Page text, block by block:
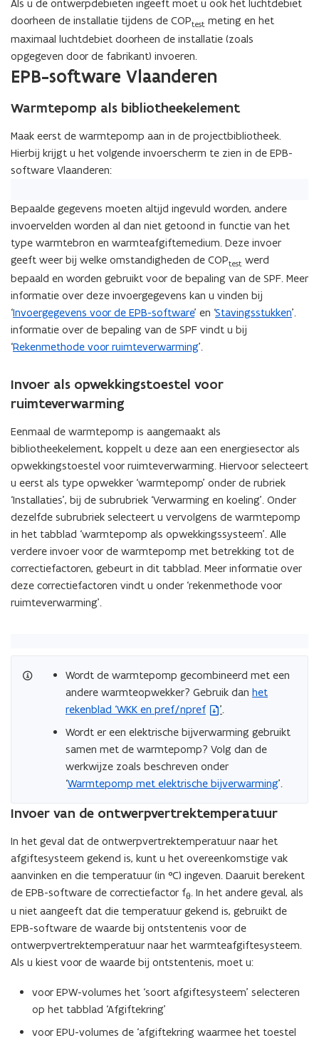
Als u de ontwerpdebieten ingeeft moet u ook het luchtdebiet
doorheen de installatie tijdens de COPtest meting en het
maximaal luchtdebiet doorheen de installatie (zoals
opgegeven door de fabrikant) invoeren.
EPB-software Vlaanderen
Warmtepomp als bibliotheekelement
Maak eerst de warmtepomp aan in de projectbibliotheek.
Hierbij krijgt u het volgende invoerscherm te zien in de EPB-
software Vlaanderen:
Bepaalde gegevens moeten altijd ingevuld worden, andere
invoervelden worden al dan niet getoond in functie van het
type warmtebron en warmteafgiftemedium. Deze invoer
geeft weer bij welke omstandigheden de COPtest werd
bepaald en worden gebruikt voor de bepaling van de SPF. Meer
informatie over deze invoergegevens kan u vinden bij
‘Invoergegevens voor de EPB-software’ en ‘Stavingsstukken’.
informatie over de bepaling van de SPF vindt u bij
‘Rekenmethode voor ruimteverwarming’.
Invoer als opwekkingstoestel voor
ruimteverwarming
Eenmaal de warmtepomp is aangemaakt als
bibliotheekelement, koppelt u deze aan een energiesector als
opwekkingstoestel voor ruimteverwarming. Hiervoor selecteert
u eerst als type opwekker ‘warmtepomp’ onder de rubriek
‘Installaties’, bij de subrubriek ‘Verwarming en koeling’. Onder
dezelfde subrubriek selecteert u vervolgens de warmtepomp
in het tabblad ‘warmtepomp als opwekkingssysteem’. Alle
verdere invoer voor de warmtepomp met betrekking tot de
correctiefactoren, gebeurt in dit tabblad. Meer informatie over
deze correctiefactoren vindt u onder ‘rekenmethode voor
ruimteverwarming’.
Wordt de warmtepomp gecombineerd met een
andere warmteopwekker? Gebruik dan het
rekenblad ‘WKK en pref/npref
(
I
P
e
t
n
d
o
p
e
t
i
e
’.
Wordt er een elektrische bijverwarming gebruikt
samen met de warmtepomp? Volg dan de
werkwijze zoals beschreven onder
‘Warmtepomp met elektrische bijverwarming’.
Invoer van de ontwerpvertrektemperatuur
In het geval dat de ontwerpvertrektemperatuur naar het
afgiftesysteem gekend is, kunt u het overeenkomstige vak
aanvinken en die temperatuur (in °C) ingeven. Daaruit berekent
de EPB-software de correctiefactor fθ. In het andere geval, als
u niet aangeeft dat die temperatuur gekend is, gebruikt de
EPB-software de waarde bij ontstentenis voor de
ontwerpvertrektemperatuur naar het warmteafgiftesysteem.
Als u kiest voor de waarde bij ontstentenis, moet u:
voor EPW-volumes het ‘soort afgiftesysteem’ selecteren
op het tabblad ‘Afgiftekring’
voor EPU-volumes de ‘afgiftekring waarmee het toestel